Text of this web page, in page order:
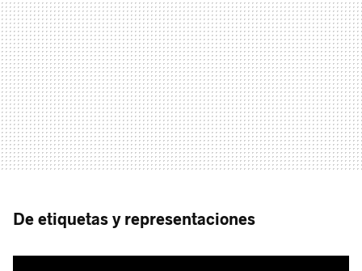
De etiquetas y representaciones